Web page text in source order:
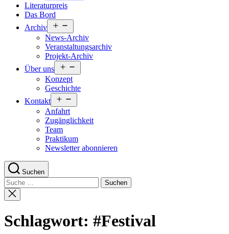
Literaturpreis
Das Bord
Archiv
öffnen
News-Archiv
Veranstaltungsarchiv
Projekt-Archiv
Über uns
öffnen
Konzept
Geschichte
Kontakt
öffnen
Anfahrt
Zugänglichkeit
Team
Praktikum
Newsletter abonnieren
Suchen
Suche
nach:
Suche
schließen
Schlagwort: #Festival